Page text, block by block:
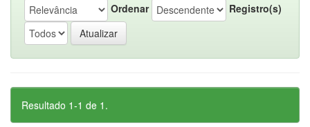
Ordenar
Registro(s)
Resultado 1-1 de 1.